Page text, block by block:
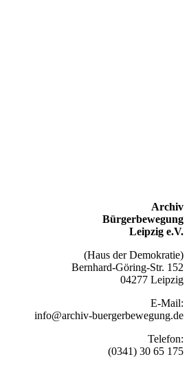
Archiv
Bürgerbewegung
Leipzig e.V.
(Haus der Demokratie)
Bernhard-Göring-Str. 152
04277 Leipzig
E-Mail:
info@archiv-buergerbewegung.de
Telefon:
(0341) 30 65 175